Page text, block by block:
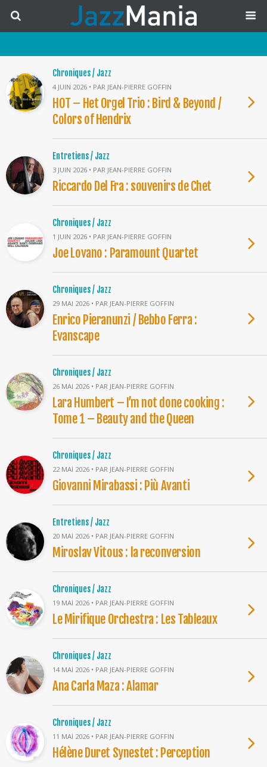
Chroniques / Jazz
4 JUIN 2026 • PAR JEAN-PIERRE GOFFIN
HOT – Het Orgel Trio : Bird & Beyond /
Colors of Hendrix
Entretiens / Jazz
3 JUIN 2026 • PAR JEAN-PIERRE GOFFIN
Riccardo Del Fra : souvenirs de Chet
Chroniques / Jazz
1 JUIN 2026 • PAR JEAN-PIERRE GOFFIN
Joe Lovano : Paramount Quartet
Chroniques / Jazz
29 MAI 2026 • PAR JEAN-PIERRE GOFFIN
Enrico Pieranunzi / Bebbo Ferra :
Evanscape
Chroniques / Jazz
26 MAI 2026 • PAR JEAN-PIERRE GOFFIN
Lara Humbert – I’m not done cooking :
Tome 1 – Beauty and the Queen
Chroniques / Jazz
22 MAI 2026 • PAR JEAN-PIERRE GOFFIN
Giovanni Mirabassi : Più Avanti
Entretiens / Jazz
20 MAI 2026 • PAR JEAN-PIERRE GOFFIN
Miroslav Vitous : la reconversion
Chroniques / Jazz
19 MAI 2026 • PAR JEAN-PIERRE GOFFIN
Le Mirifique Orchestra : Les Tableaux
Chroniques / Jazz
14 MAI 2026 • PAR JEAN-PIERRE GOFFIN
Ana Carla Maza : Alamar
Chroniques / Jazz
11 MAI 2026 • PAR JEAN-PIERRE GOFFIN
Hélène Duret Synestet : Perception